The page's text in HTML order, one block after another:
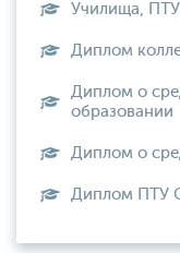
Училища, ПТУ
Диплом
Диплом о
образовании
Диплом о
Диплом ПТУ